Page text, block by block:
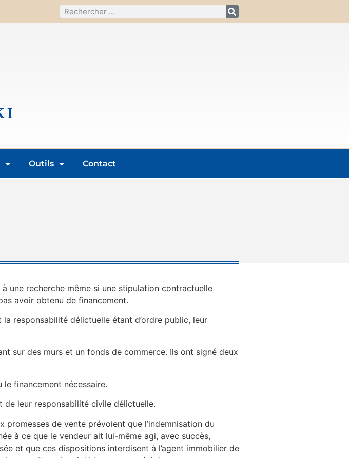
Outils Contact
une recherche même si une stipulation contractuelle
avoir obtenu de financement.
responsabilité délictuelle étant d’ordre public, leur
sur des murs et un fonds de commerce. Ils ont signé deux
le financement nécessaire.
de leur responsabilité civile délictuelle.
de vente prévoient que l’indemnisation du
à ce que le vendeur ait lui-même agi, avec succès,
et que ces dispositions interdisent à l’agent immobilier de